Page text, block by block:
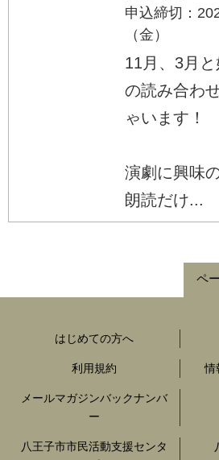
申込締切：
（金）
11月、3月
の読み合わ
ゃいます！
演劇に興味
朗読だけ...
ペ
はじめての方へ
利用規約 情
メールマガジンバックナンバ
ー
八王子市市民活動支援センタ